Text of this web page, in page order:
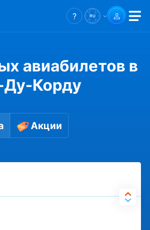
авиабилетов в
Ду-Корду
Акции